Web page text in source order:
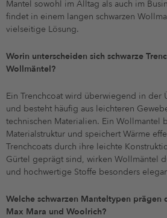
Mantel sowohl im Alltag als auch im
findet in einem langen schwarzen
vielseitige Lösung.
Worin unterscheiden sich schwarze
Wollmäntel?
Ein Trenchcoat wird überwiegend in der
und besteht häufig aus leichteren
technischen Materialien. Ein Wollmantel
Materialstruktur und speichert Wärme
Trenchcoats durch ihre leichte
Gürtel geprägt sind, wirken Wollmäntel
und hochwertige Stoffe besonders
Welche schwarzen Manteltypen
Max Mara und Woolrich?